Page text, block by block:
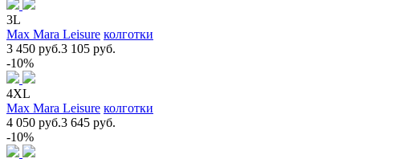
3L
Max Mara Leisure колготки
3 450 руб.3 105 руб.
-10%
4XL
Max Mara Leisure колготки
4 050 руб.3 645 руб.
-10%